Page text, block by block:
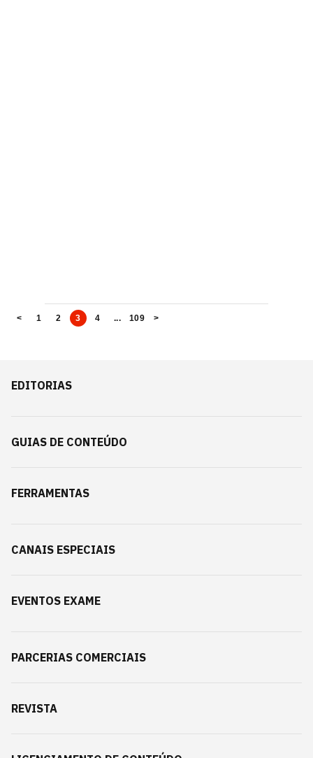
< 1 2 3 4 ... 109 >
EDITORIAS
GUIAS DE CONTEÚDO
FERRAMENTAS
CANAIS ESPECIAIS
EVENTOS EXAME
PARCERIAS COMERCIAIS
REVISTA